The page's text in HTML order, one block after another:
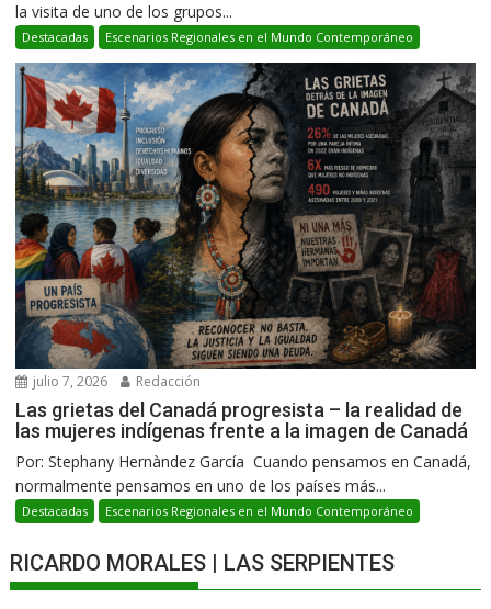
la visita de uno de los grupos...
Destacadas Escenarios Regionales en el Mundo Contemporáneo
julio 7, 2026 Redacción
Las grietas del Canadá progresista – la realidad de
las mujeres indígenas frente a la imagen de Canadá
Por: Stephany Hernàndez García Cuando pensamos en Canadá,
normalmente pensamos en uno de los países más...
Destacadas Escenarios Regionales en el Mundo Contemporáneo
RICARDO MORALES | LAS SERPIENTES